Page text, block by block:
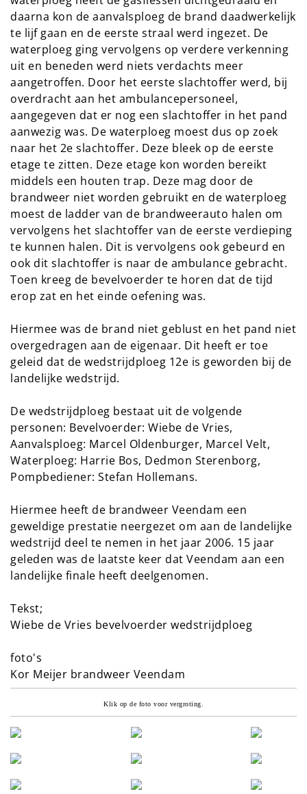
daarna kon de aanvalsploeg de brand daadwerkelijk
te lijf gaan en de eerste straal werd ingezet. De
waterploeg ging vervolgens op verdere verkenning
uit en beneden werd niets verdachts meer
aangetroffen. Door het eerste slachtoffer werd, bij
overdracht aan het ambulancepersoneel,
aangegeven dat er nog een slachtoffer in het pand
aanwezig was. De waterploeg moest dus op zoek
naar het 2e slachtoffer. Deze bleek op de eerste
etage te zitten. Deze etage kon worden bereikt
middels een houten trap. Deze mag door de
brandweer niet worden gebruikt en de waterploeg
moest de ladder van de brandweerauto halen om
vervolgens het slachtoffer van de eerste verdieping
te kunnen halen. Dit is vervolgens ook gebeurd en
ook dit slachtoffer is naar de ambulance gebracht.
Toen kreeg de bevelvoerder te horen dat de tijd
erop zat en het einde oefening was.
Hiermee was de brand niet geblust en het pand niet
overgedragen aan de eigenaar. Dit heeft er toe
geleid dat de wedstrijdploeg 12e is geworden bij de
landelijke wedstrijd.
De wedstrijdploeg bestaat uit de volgende
personen: Bevelvoerder: Wiebe de Vries,
Aanvalsploeg: Marcel Oldenburger, Marcel Velt,
Waterploeg: Harrie Bos, Dedmon Sterenborg,
Pompbediener: Stefan Hollemans.
Hiermee heeft de brandweer Veendam een
geweldige prestatie neergezet om aan de landelijke
wedstrijd deel te nemen in het jaar 2006. 15 jaar
geleden was de laatste keer dat Veendam aan een
landelijke finale heeft deelgenomen.
Tekst;
Wiebe de Vries bevelvoerder wedstrijdploeg
foto's
Kor Meijer brandweer Veendam
Klik op de foto voor vergroting.